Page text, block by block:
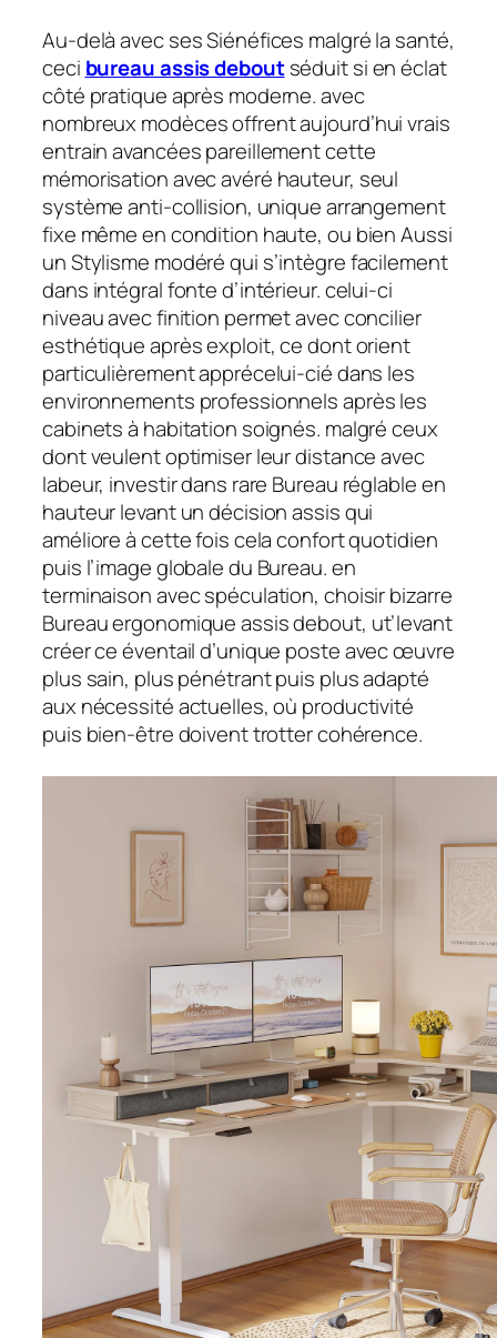
Au-delà avec ses Siénéfices malgré la santé,
ceci bureau assis deboutséduit si en éclat
côté pratique après moderne. avec
nombreux modèces offrent aujourd’hui vrais
entrain avancées pareillement cette
mémorisation avec avéré hauteur, seul
système anti-collision, unique arrangement
fixe même en condition haute, ou bien Aussi
un Stylisme modéré qui s’intègre facilement
dans intégral fonte d’intérieur. celui-ci
niveau avec finition permet avec concilier
esthétique après exploit, ce dont orient
particulièrement apprécelui-cié dans les
environnements professionnels après les
cabinets à habitation soignés. malgré ceux
dont veulent optimiser leur distance avec
labeur, investir dans rare Bureau réglable en
hauteur levant un décision assis qui
améliore à cette fois cela confort quotidien
puis l’image globale du Bureau. en
terminaison avec spéculation, choisir bizarre
Bureau ergonomique assis debout, ut’levant
créer ce éventail d’unique poste avec œuvre
plus sain, plus pénétrant puis plus adapté
aux nécessité actuelles, où productivité
puis bien-être doivent trotter cohérence.